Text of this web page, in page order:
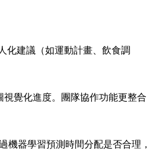
化建議（如運動計畫、飲食調
覺化進度。團隊協作功能更整合
機器學習預測時間分配是否合理，